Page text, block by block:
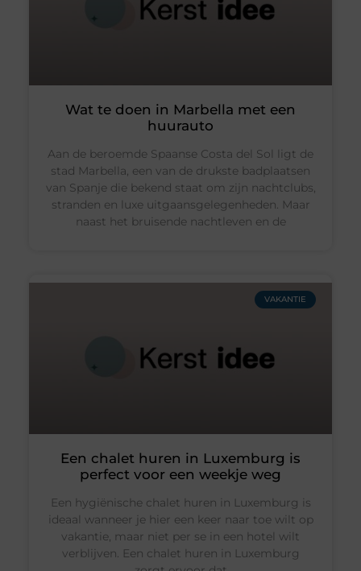
Wat te doen in Marbella met een
huurauto
Aan de beroemde Spaanse Costa del Sol ligt de
stad Marbella, een van de drukste badplaatsen
van Spanje die bekend staat om zijn nachtclubs,
stranden en luxe uitgaansgelegenheden. Maar
naast het bruisende nachtleven en de
VAKANTIE
Een chalet huren in Luxemburg is
perfect voor een weekje weg
Een hygiënische chalet huren in Luxemburg is
ideaal wanneer je hier een keer naar toe wilt op
vakantie, maar niet per se in een hotel wilt
verblijven. Een chalet huren in Luxemburg